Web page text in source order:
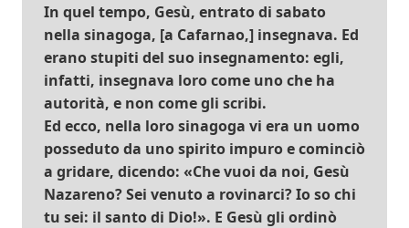
In quel tempo, Gesù, entrato di sabato
nella sinagoga, [a Cafarnao,] insegnava. Ed
erano stupiti del suo insegnamento: egli,
infatti, insegnava loro come uno che ha
autorità, e non come gli scribi.
Ed ecco, nella loro sinagoga vi era un uomo
posseduto da uno spirito impuro e cominciò
a gridare, dicendo: «Che vuoi da noi, Gesù
Nazareno? Sei venuto a rovinarci? Io so chi
tu sei: il santo di Dio!». E Gesù gli ordinò